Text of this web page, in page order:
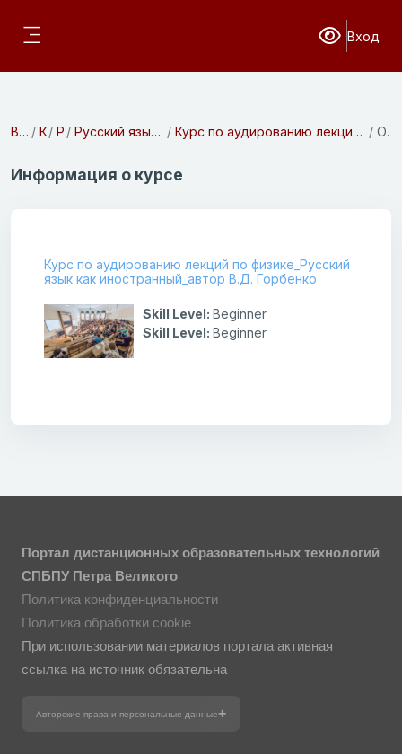
Версия для
Вход
В начало Курсы Разное Русский язык. Подготовительное отделение Курс по аудированию лекций по физике_Русский язык как иностранный_автор В.Д. Горбенко Описание
Информация о курсе
Курс по аудированию лекций по физике_Русский
язык как иностранный_автор В.Д. Горбенко
Skill Level: Beginner
Skill Level: Beginner
Портал дистанционных образовательных технологий
СПБПУ Петра Великого
Политика конфиденциальности
Политика обработки cookie
При использовании материалов портала активная
ссылка на источник обязательна
Авторские права и персональные данные
Фотографии размещены с согласия